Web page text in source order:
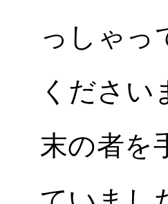
っしゃっ
ください
末の者を